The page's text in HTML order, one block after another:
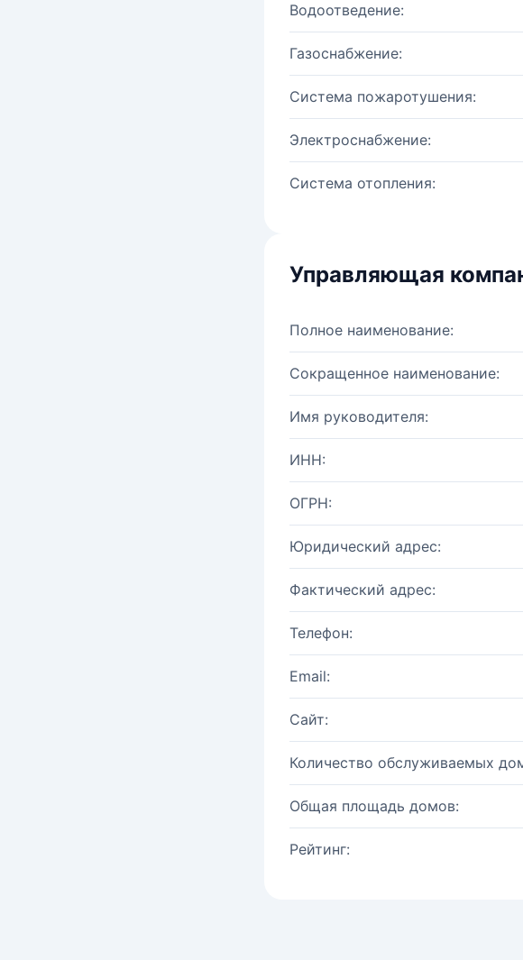
Водоотведение:
Газоснабжение:
Система пожаротушения:
Электроснабжение:
Система отопления:
Управляющая
Полное наименование:
Сокращенное наименование:
Имя руководителя:
ИНН:
ОГРН:
Юридический адрес:
Фактический адрес:
Телефон:
Email:
Сайт:
Количество обслуживаемых
Общая площадь домов:
Рейтинг: